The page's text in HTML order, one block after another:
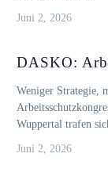
Juni 2, 2026
DASKO:
Weniger Strategie,
Wuppertal trafen
Juni 2, 2026